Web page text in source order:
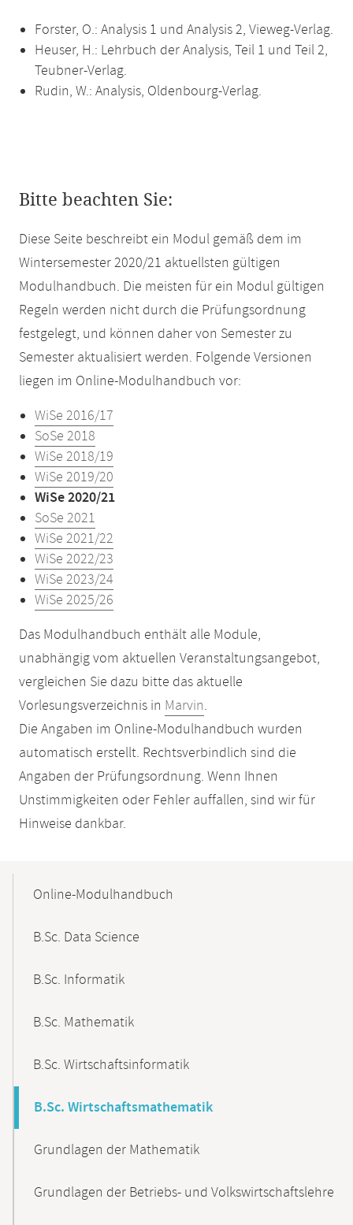
Forster, O.: Analysis 1 und Analysis 2, Vieweg-Verlag.
Heuser, H.: Lehrbuch der Analysis, Teil 1 und Teil 2,
Teubner-Verlag.
Rudin, W.: Analysis, Oldenbourg-Verlag.
Bitte beachten Sie:
Diese Seite beschreibt ein Modul gemäß dem im
Wintersemester 2020/21 aktuellsten gültigen
Modulhandbuch. Die meisten für ein Modul gültigen
Regeln werden nicht durch die Prüfungsordnung
festgelegt, und können daher von Semester zu
Semester aktualisiert werden. Folgende Versionen
liegen im Online-Modulhandbuch vor:
WiSe 2016/17
SoSe 2018
WiSe 2018/19
WiSe 2019/20
WiSe 2020/21
SoSe 2021
WiSe 2021/22
WiSe 2022/23
WiSe 2023/24
WiSe 2025/26
Das Modulhandbuch enthält alle Module,
unabhängig vom aktuellen Veranstaltungsangebot,
vergleichen Sie dazu bitte das aktuelle
Vorlesungsverzeichnis in Marvin.
Die Angaben im Online-Modulhandbuch wurden
automatisch erstellt. Rechtsverbindlich sind die
Angaben der Prüfungsordnung. Wenn Ihnen
Unstimmigkeiten oder Fehler auffallen, sind wir für
Hinweise dankbar.
NavigationOnline-Modulhandbuch
B.Sc. Data Science
B.Sc. Informatik
B.Sc. Mathematik
B.Sc. Wirtschaftsinformatik
B.Sc. Wirtschaftsmathematik
Grundlagen der Mathematik
Grundlagen der Betriebs- und Volkswirtschaftslehre